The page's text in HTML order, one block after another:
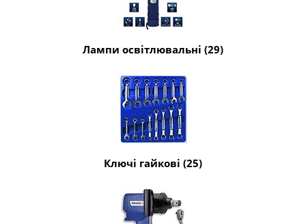
Лампи освітлювальні (29)
Ключі гайкові (25)